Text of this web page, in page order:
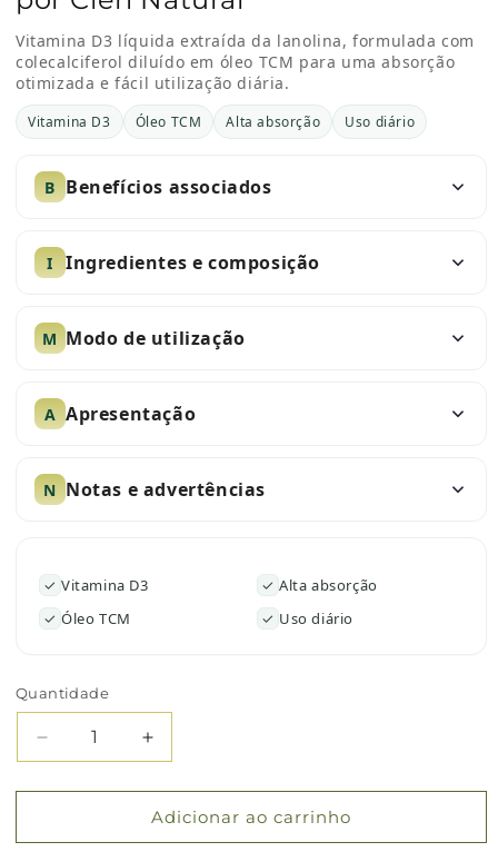
Vitamina D3 líquida extraída da lanolina, formulada com
colecalciferol diluído em óleo TCM para uma absorção
otimizada e fácil utilização diária.
Vitamina D3 Óleo TCM Alta absorção Uso diário
B Benefícios associados
I Ingredientes e composição
M Modo de utilização
A Apresentação
N Notas e advertências
✓ Vitamina D3 ✓ Alta absorção
✓ Óleo TCM ✓ Uso diário
Quantidade
Quantidade
Diminuir
quantidade
Vitamina
Aumentar
quantidade
de
Vitamina
Adicionar ao carrinho